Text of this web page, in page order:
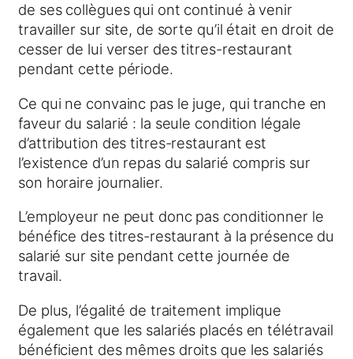
de ses collègues qui ont continué à venir
travailler sur site, de sorte qu’il était en droit de
cesser de lui verser des titres-restaurant
pendant cette période.
Ce qui ne convainc pas le juge, qui tranche en
faveur du salarié : la seule condition légale
d’attribution des titres-restaurant est
l’existence d’un repas du salarié compris sur
son horaire journalier.
L’employeur ne peut donc pas conditionner le
bénéfice des titres-restaurant à la présence du
salarié sur site pendant cette journée de
travail.
De plus, l’égalité de traitement implique
également que les salariés placés en télétravail
bénéficient des mêmes droits que les salariés